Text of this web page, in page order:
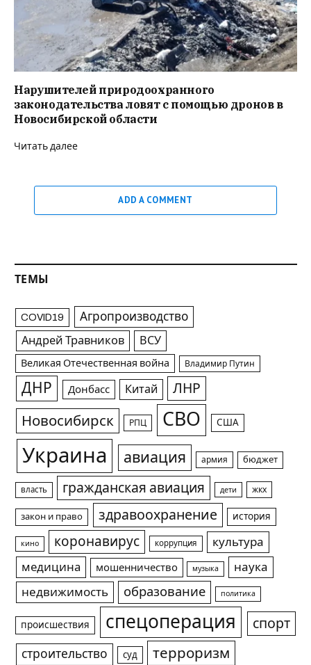
Нарушителей природоохранного
законодательства ловят с помощью дронов в
Новосибирской области
Читать далее
ADD A COMMENT
ТЕМЫ
COVID19 Агропроизводство
Андрей Травников ВСУ
Великая Отечественная война Владимир Путин
ДНР Донбасс Китай ЛНР
Новосибирск РПЦ СВО США
Украина авиация армия бюджет
власть гражданская авиация дети жкх
закон и право здравоохранение история
кино коронавирус коррупция
культура
медицина
мошенничество музыка
наука
недвижимость
образование политика
происшествия спецоперация спорт
строительство суд терроризм